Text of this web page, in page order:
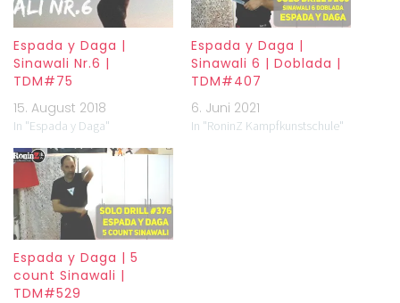
Espada y Daga |
Sinawali Nr.6 |
TDM#75
15. August 2018
In "Espada y Daga"
Espada y Daga |
Sinawali 6 | Doblada |
TDM#407
6. Juni 2021
In "RoninZ Kampfkunstschule"
Espada y Daga | 5
count Sinawali |
TDM#529